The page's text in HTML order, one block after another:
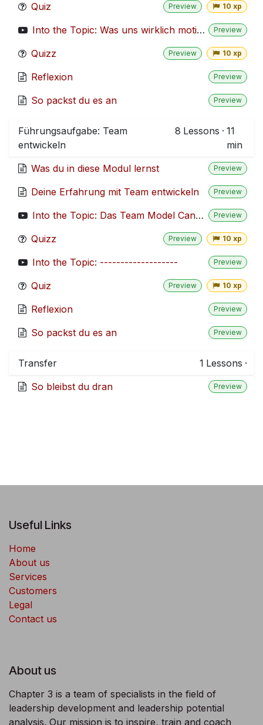
Quiz Preview 10 xp
Into the Topic: Was uns wirklich motiviert Preview
Quizz Preview 10 xp
Reflexion Preview
So packst du es an Preview
Führungsaufgabe: Team
entwickeln
8 Lessons · 11
min
Was du in diese Modul lernst
Preview
Deine Erfahrung mit Team entwickeln Preview
Into the Topic: Das Team Model Canvas Preview
Quizz Preview 10 xp
Into the Topic: ------------------- Preview
Quiz Preview 10 xp
Reflexion Preview
So packst du es an Preview
Transfer 1 Lessons ·
So bleibst du dran
Preview
Useful Links
Home
About us
Services
Customers
Legal
Contact us
About us
Chapter 3 is a team of specialists in the field of
leadership development and leadership potential
analysis. Our mission is to inspire, train and coach